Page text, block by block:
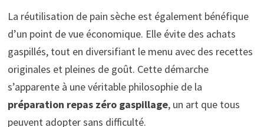
La réutilisation de pain sèche est également bénéfique
d’un point de vue économique. Elle évite des achats
gaspillés, tout en diversifiant le menu avec des recettes
originales et pleines de goût. Cette démarche
s’apparente à une véritable philosophie de la
préparation repas zéro gaspillage, un art que tous
peuvent adopter sans difficulté.